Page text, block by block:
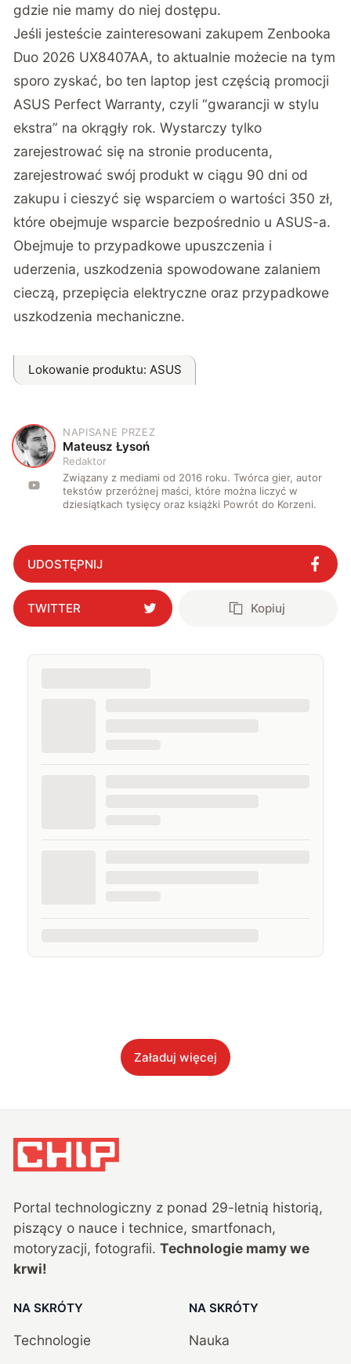
gdzie nie mamy do niej dostępu.
Jeśli jesteście zainteresowani zakupem Zenbooka
Duo 2026 UX8407AA, to aktualnie możecie na tym
sporo zyskać, bo ten laptop jest częścią promocji
ASUS Perfect Warranty, czyli “gwarancji w stylu
ekstra” na okrągły rok. Wystarczy tylko
zarejestrować się na stronie producenta,
zarejestrować swój produkt w ciągu 90 dni od
zakupu i cieszyć się wsparciem o wartości 350 zł,
które obejmuje wsparcie bezpośrednio u ASUS-a.
Obejmuje to przypadkowe upuszczenia i
uderzenia, uszkodzenia spowodowane zalaniem
cieczą, przepięcia elektryczne oraz przypadkowe
uszkodzenia mechaniczne.
Lokowanie produktu: ASUS
M
NAPISANE PRZEZ
Mateusz Łysoń
Redaktor
Związany z mediami od 2016 roku. Twórca gier, autor
tekstów przeróżnej maści, które można liczyć w
dziesiątkach tysięcy oraz książki Powrót do Korzeni.
UDOSTĘPNIJ
TWITTER Kopiuj
Załaduj więcej
Portal technologiczny z ponad 29-letnią historią,
piszący o nauce i technice, smartfonach,
motoryzacji, fotografii. Technologie mamy we
krwi!
NA SKRÓTY
Technologie
NA SKRÓTY
Nauka